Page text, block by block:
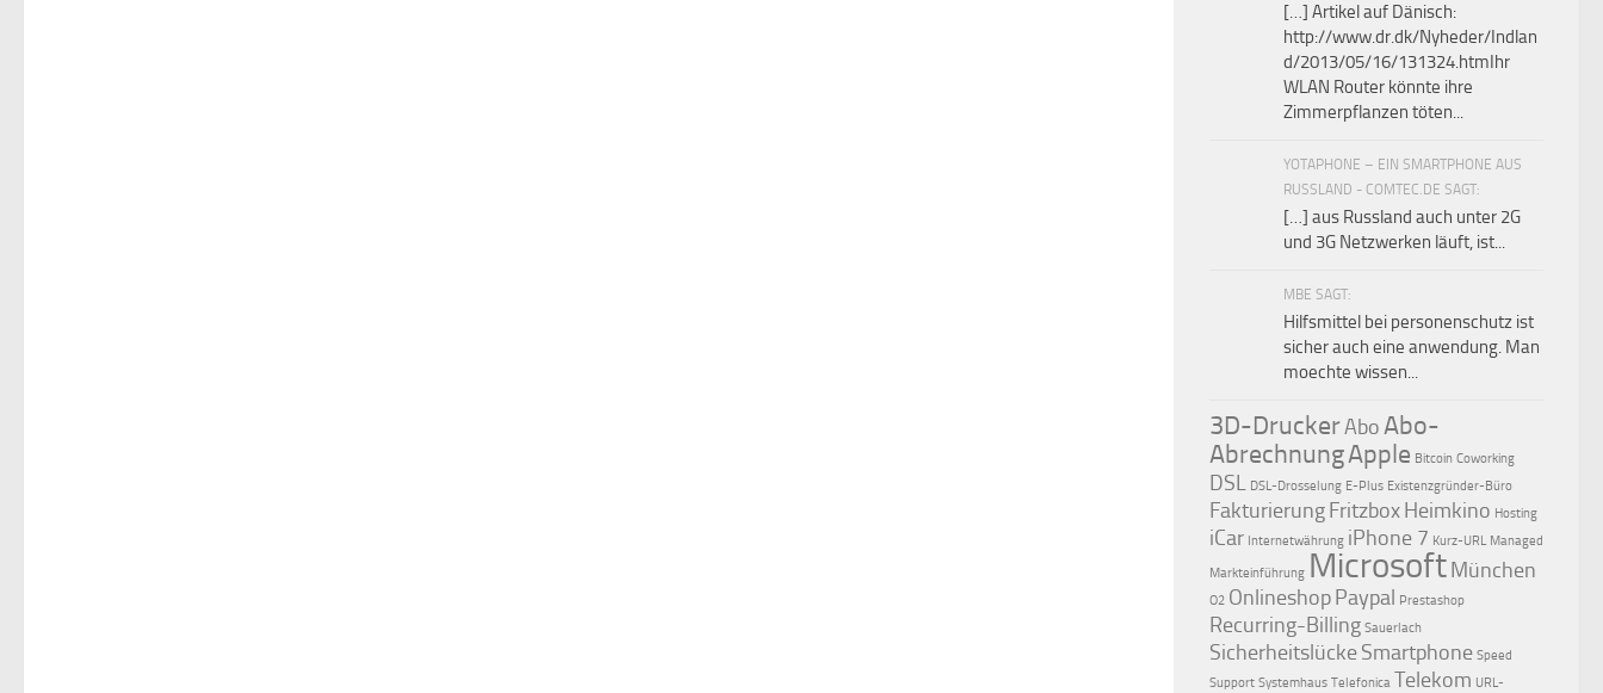
[…] Artikel auf Dänisch:
http://www.dr.dk/Nyheder/Indlan
d/2013/05/16/131324.htmIhr
WLAN Router könnte ihre
Zimmerpflanzen töten...
YOTAPHONE – EIN SMARTPHONE AUS
RUSSLAND - COMTEC.DE SAGT:
[…] aus Russland auch unter 2G
und 3G Netzwerken läuft, ist...
MBE SAGT:
Hilfsmittel bei personenschutz ist
sicher auch eine anwendung. Man
moechte wissen...
3D-DruckerAbo Abo-
AbrechnungApple Bitcoin Coworking
DSL DSL-Drosselung E-Plus Existenzgründer-Büro
Fakturierung Fritzbox Heimkino Hosting
iCar Internetwährung iPhone 7 Kurz-URL Managed
Markteinführung Microsoft München
O2 Onlineshop Paypal Prestashop
Recurring-Billing Sauerlach
Sicherheitslücke Smartphone Speed
Support Systemhaus Telefonica Telekom URL-